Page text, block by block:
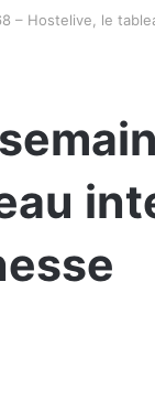
– Hostelive, le